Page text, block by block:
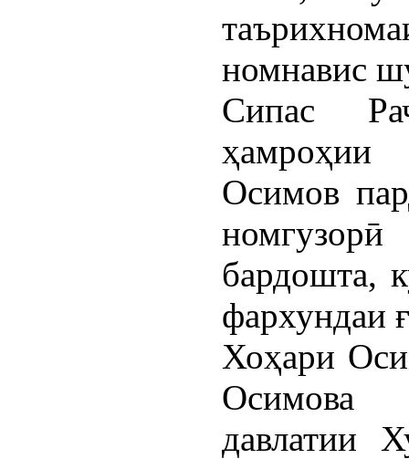
номнавис
Сипас
ҳамроҳии
Осимов
бардошта,
фархундаи
Хоҳари
Осимова
давлатии